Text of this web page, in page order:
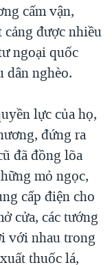
cấm vận,
được nhiều
ngoại quốc
dân nghèo.
lực của họ,
đứng ra
đã đồng lõa
mỏ ngọc,
cấp điện cho
cửa, các tướng
với nhau trong
thuốc lá,